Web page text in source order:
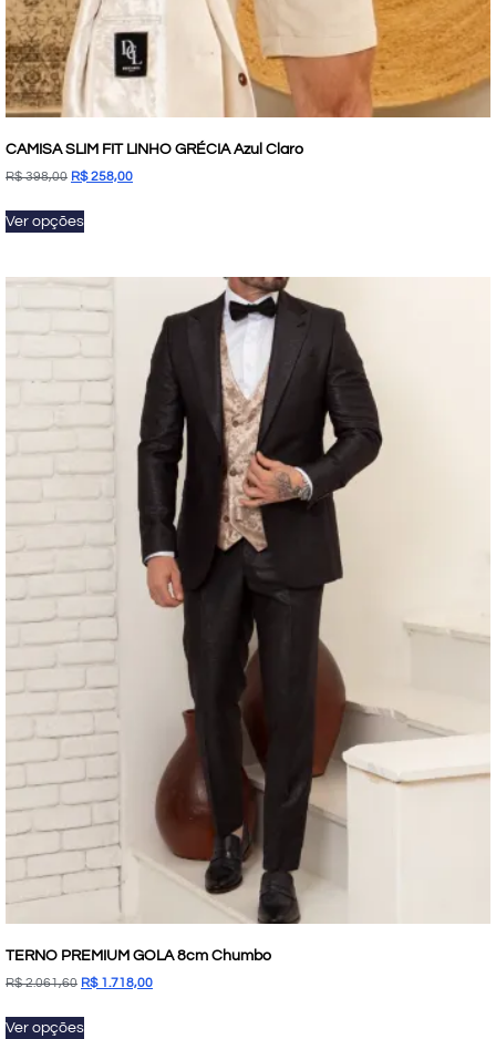
CAMISA SLIM FIT LINHO GRÉCIA Azul Claro
R$398,00 R$258,00
Ver opções
TERNO PREMIUM GOLA 8cm Chumbo
R$2.061,60 R$1.718,00
Ver opções